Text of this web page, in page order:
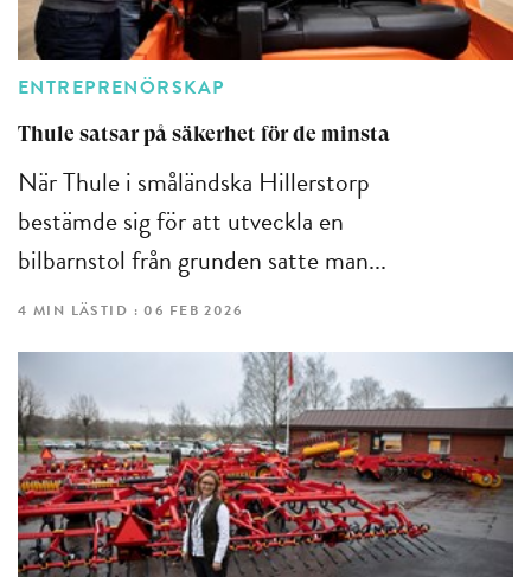
ENTREPRENÖRSKAP
Thule satsar på säkerhet för de minsta
När Thule i småländska Hillerstorp
bestämde sig för att utveckla en
bilbarnstol från grunden satte man...
4 MIN LÄSTID : 06 FEB 2026